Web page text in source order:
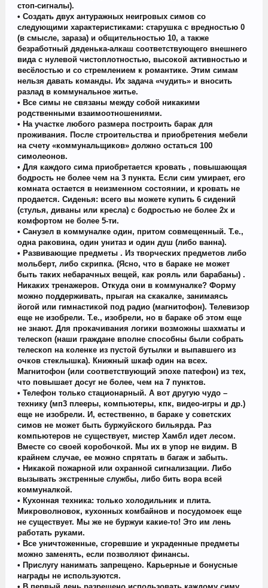
стоп-сигналы).
• Создать двух антуражных неигровых симов со
следующими характеристиками: старушка с вредностью 0
(в смысле, зараза) и общительностью 10, а также
безработный дяденька-алкаш соответствующего внешнего
вида с нулевой чистоплотностью, высокой активностью и
весёлостью и со стремлением к романтике. Этим симам
нельзя давать команды. Их задача «чудить» и вносить
разлад в коммунальное житье.
• Все симы не связаны между собой никакими
родственными взаимоотношениями.
• На участке любого размера построить барак для
проживания. После строительства и приобретения мебели
на счету «коммунальщиков» должно остаться 100
симолеонов.
• Для каждого сима приобретается кровать , повышающая
бодрость не более чем на 3 пункта. Если сим умирает, его
комната остается в неизменном состоянии, и кровать не
продается. Сиденья: всего вы можете купить 6 сидений
(стулья, диваны или кресла) с бодростью не более 2х и
комфортом не более 5-ти.
• Санузел в коммуналке один, притом совмещенный. Т.е.,
одна раковина, один унитаз и один душ (либо ванна).
• Развивающие предметы . Из творческих предметов либо
мольберт, либо скрипка. (Ясно, что в бараке не может
быть таких небарачных вещей, как рояль или барабаны) .
Никаких тренажеров. Откуда они в коммуналке? Форму
можно поддерживать, прыгая на скакалке, занимаясь
йогой или гимнастикой под радио (магнитофон). Телевизор
еще не изобрели. Т.е., изобрели, но в бараке об этом еще
не знают. Для прокачивания логики возможны шахматы и
телескоп (наши граждане вполне способны были собрать
телескоп на коленке из пустой бутылки и выпавшего из
очков стеклышка). Книжный шкаф один на всех.
Магнитофон (или соответствующий эпохе патефон) из тех,
что повышает досуг не более, чем на 7 пунктов.
• Телефон только стационарный. А вот другую чудо –
технику (мп3 плееры, компьютеры, кпк, видео-игры и др.)
еще не изобрели. И, естественно, в бараке у советских
симов не может быть буржуйского бильярда. Раз
компьютеров не существует, мистер Хамбл идет лесом.
Вместе со своей коробочкой. Мы их в упор не видим. В
крайнем случае, ее можно спрятать в багаж и забыть.
• Никакой пожарной или охранной сигнализации. Либо
вызывать экстренные службы, либо бить вора всей
коммуналкой.
• Кухонная техника: только холодильник и плита.
Микроволновок, кухонных комбайнов и посудомоек еще
не существует. Мы же не буржуи какие-то! Это им лень
работать руками.
• Все уничтоженные, сгоревшие и украденные предметы
можно заменять, если позволяют финансы.
• Прислугу нанимать запрещено. Карьерные и бонусные
награды не используются.